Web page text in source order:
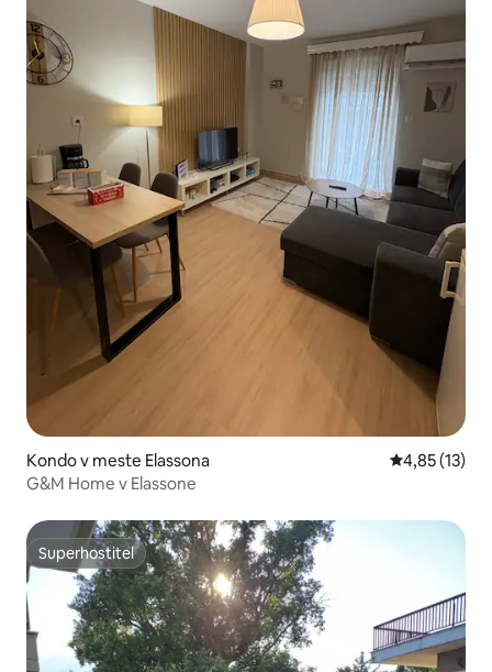
Kondo v meste Elassona Priemerné
4,85 (13)
G&M Home v Elassone
Superhostiteľ
Superhostiteľ